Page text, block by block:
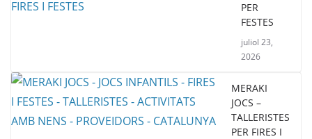
PER
FESTES
juliol 23,
2026
MERAKI
JOCS –
TALLERISTES
PER FIRES I